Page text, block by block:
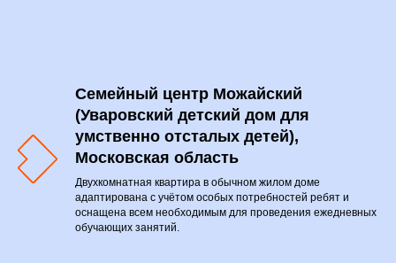
Семейный центр Можайский
(Уваровский детский дом для
умственно отсталых детей),
Московская область
Двухкомнатная квартира в обычном жилом доме
адаптирована с учётом особых потребностей ребят и
оснащена всем необходимым для проведения ежедневных
обучающих занятий.